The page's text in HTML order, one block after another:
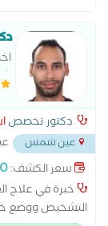
دكتور تخصص
عين شمس
البن
البان المغربى .
سعر الكشف:
خبرة في علاج
التشخيص ووضع